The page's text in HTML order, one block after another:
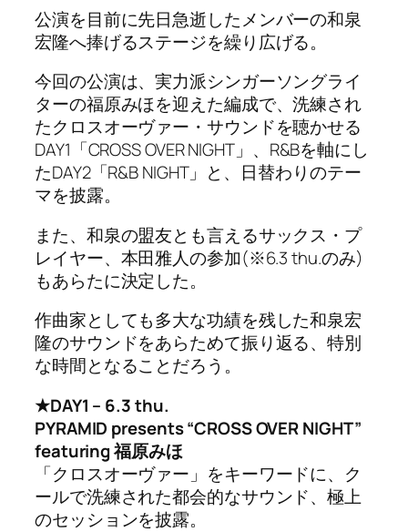
公演を目前に先日急逝したメンバーの和泉
宏隆へ捧げるステージを繰り広げる。
今回の公演は、実力派シンガーソングライ
ターの福原みほを迎えた編成で、洗練され
たクロスオーヴァー・サウンドを聴かせる
DAY1「CROSS OVER NIGHT」、R&Bを軸にし
たDAY2「R&B NIGHT」と、日替わりのテー
マを披露。
また、和泉の盟友とも言えるサックス・プ
レイヤー、本田雅人の参加(※6.3 thu.のみ)
もあらたに決定した。
作曲家としても多大な功績を残した和泉宏
隆のサウンドをあらためて振り返る、特別
な時間となることだろう。
★DAY1 – 6.3 thu.
PYRAMID presents “CROSS OVER NIGHT”
featuring 福原みほ
「クロスオーヴァー」をキーワードに、ク
ールで洗練された都会的なサウンド、極上
のセッションを披露。